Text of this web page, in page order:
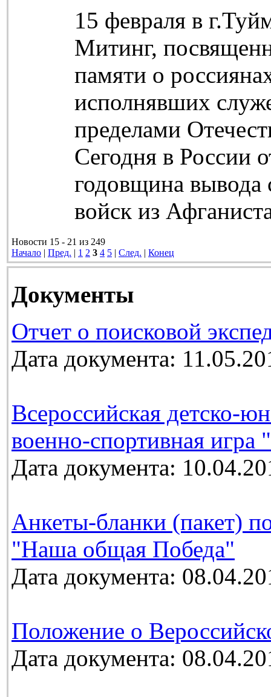
15 февраля в
Митинг,
памяти о
исполнявших
пределами
Сегодня в России
годовщина вывода
войск из
Новости 15 - 21 из 249
Начало | Пред. | 1 2 3 4 5 | След. | Конец
Документы
Отчет о поисковой
Дата документа:
Всероссийская детско-
военно-спортивная
Дата документа:
Анкеты-бланки (пакет)
"Наша общая Победа"
Дата документа:
Положение о
Дата документа: